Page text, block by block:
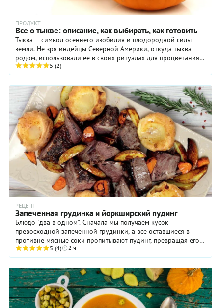
ПРОДУКТ
Все о тыкве: описание, как выбирать, как готовить
Тыква – символ осеннего изобилия и плодородной силы
земли. Не зря индейцы Северной Америки, откуда тыква
родом, использовали ее в своих ритуалах для процветания и
изобилия. В китайской системе ...
5 (2)
РЕЦЕПТ
Запеченная грудинка и йоркширский пудинг
Блюдо "два в одном". Сначала мы получаем кусок
превосходной запеченной грудинки, а все оставшиеся в
противне мясные соки пропитывают пудинг, превращая его
из пустого текста в настоящий мясной пирог.
5 (4) 2 ч